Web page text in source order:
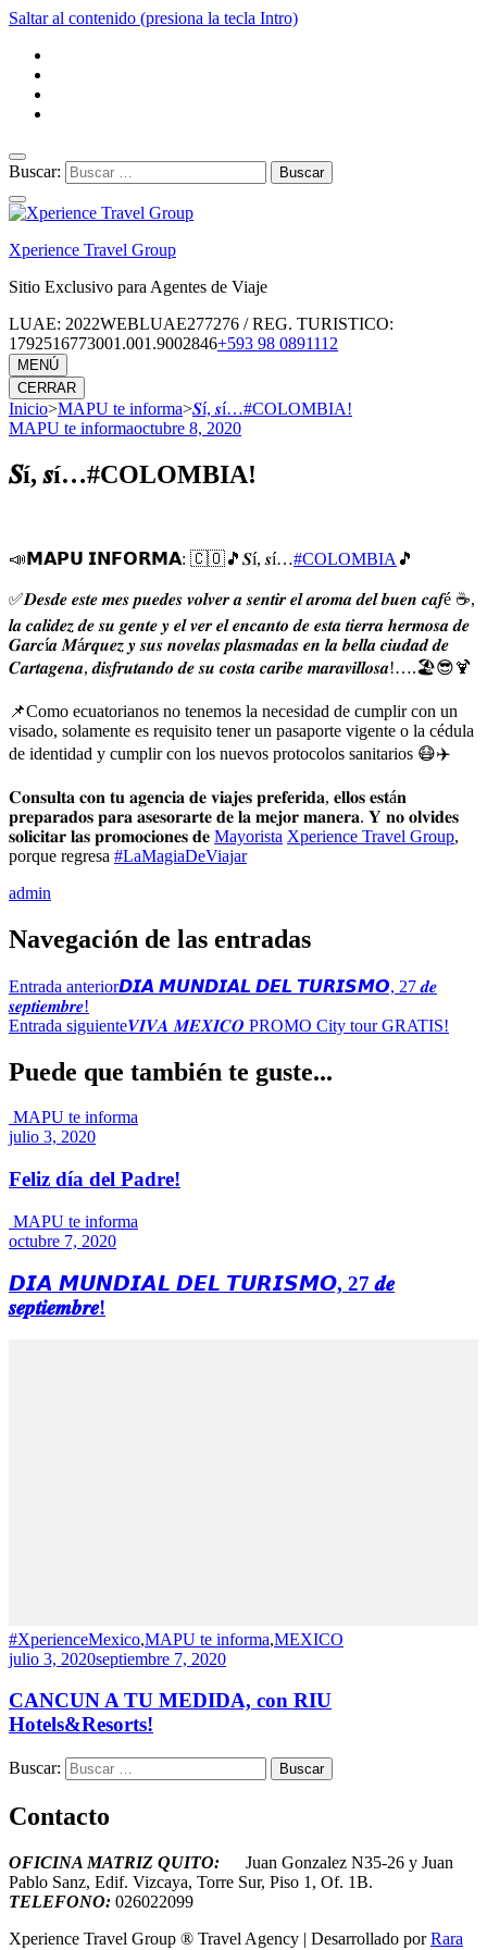
Saltar al contenido (presiona la tecla Intro)
Buscar:
Xperience Travel Group
Sitio Exclusivo para Agentes de Viaje
LUAE: 2022WEBLUAE277276 / REG. TURISTICO:
1792516773001.001.9002846+593 98 0891112
MENÚ
CERRAR
Inicio>MAPU te informa>𝑺í, 𝒔í…#COLOMBIA!
MAPU te informaoctubre 8, 2020
𝑺í, 𝒔í…#COLOMBIA!
📣 𝗠𝗔𝗣𝗨 𝗜𝗡𝗙𝗢𝗥𝗠𝗔: 🇨🇴🎵 𝑺í, 𝒔í…#COLOMBIA 🎵
✅𝑫𝒆𝒔𝒅𝒆 𝒆𝒔𝒕𝒆 𝒎𝒆𝒔 𝒑𝒖𝒆𝒅𝒆𝒔 𝒗𝒐𝒍𝒗𝒆𝒓 𝒂 𝒔𝒆𝒏𝒕𝒊𝒓 𝒆𝒍 𝒂𝒓𝒐𝒎𝒂 𝒅𝒆𝒍 𝒃𝒖𝒆𝒏 𝒄𝒂𝒇é ☕️,
𝒍𝒂 𝒄𝒂𝒍𝒊𝒅𝒆𝒛 𝒅𝒆 𝒔𝒖 𝒈𝒆𝒏𝒕𝒆 𝒚 𝒆𝒍 𝒗𝒆𝒓 𝒆𝒍 𝒆𝒏𝒄𝒂𝒏𝒕𝒐 𝒅𝒆 𝒆𝒔𝒕𝒂 𝒕𝒊𝒆𝒓𝒓𝒂 𝒉𝒆𝒓𝒎𝒐𝒔𝒂 𝒅𝒆
𝑮𝒂𝒓𝒄í𝒂 𝑴á𝒓𝒒𝒖𝒆𝒛 𝒚 𝒔𝒖𝒔 𝒏𝒐𝒗𝒆𝒍𝒂𝒔 𝒑𝒍𝒂𝒔𝒎𝒂𝒅𝒂𝒔 𝒆𝒏 𝒍𝒂 𝒃𝒆𝒍𝒍𝒂 𝒄𝒊𝒖𝒅𝒂𝒅 𝒅𝒆
𝑪𝒂𝒓𝒕𝒂𝒈𝒆𝒏𝒂, 𝒅𝒊𝒔𝒇𝒓𝒖𝒕𝒂𝒏𝒅𝒐 𝒅𝒆 𝒔𝒖 𝒄𝒐𝒔𝒕𝒂 𝒄𝒂𝒓𝒊𝒃𝒆 𝒎𝒂𝒓𝒂𝒗𝒊𝒍𝒍𝒐𝒔𝒂!….🏖😎🍹
📌Como ecuatorianos no tenemos la necesidad de cumplir con un
visado, solamente es requisito tener un pasaporte vigente o la cédula
de identidad y cumplir con los nuevos protocolos sanitarios 😷✈️
𝐂𝐨𝐧𝐬𝐮𝐥𝐭𝐚 𝐜𝐨𝐧 𝐭𝐮 𝐚𝐠𝐞𝐧𝐜𝐢𝐚 𝐝𝐞 𝐯𝐢𝐚𝐣𝐞𝐬 𝐩𝐫𝐞𝐟𝐞𝐫𝐢𝐝𝐚, 𝐞𝐥𝐥𝐨𝐬 𝐞𝐬𝐭á𝐧
𝐩𝐫𝐞𝐩𝐚𝐫𝐚𝐝𝐨𝐬 𝐩𝐚𝐫𝐚 𝐚𝐬𝐞𝐬𝐨𝐫𝐚𝐫𝐭𝐞 𝐝𝐞 𝐥𝐚 𝐦𝐞𝐣𝐨𝐫 𝐦𝐚𝐧𝐞𝐫𝐚. 𝐘 𝐧𝐨 𝐨𝐥𝐯𝐢𝐝𝐞𝐬
𝐬𝐨𝐥𝐢𝐜𝐢𝐭𝐚𝐫 𝐥𝐚𝐬 𝐩𝐫𝐨𝐦𝐨𝐜𝐢𝐨𝐧𝐞𝐬 𝐝𝐞 Mayorista Xperience Travel Group,
porque regresa #LaMagiaDeViajar
admin
Navegación de las entradas
Entrada anterior𝘿𝙄𝘼 𝙈𝙐𝙉𝘿𝙄𝘼𝙇 𝘿𝙀𝙇 𝙏𝙐𝙍𝙄𝙎𝙈𝙊, 27 𝒅𝒆
𝒔𝒆𝒑𝒕𝒊𝒆𝒎𝒃𝒓𝒆!
Entrada siguiente𝑽𝑰𝑽𝑨 𝑴𝑬𝑿𝑰𝑪𝑶 PROMO City tour GRATIS!
Puede que también te guste...
MAPU te informa
julio 3, 2020
Feliz día del Padre!
MAPU te informa
octubre 7, 2020
𝘿𝙄𝘼 𝙈𝙐𝙉𝘿𝙄𝘼𝙇 𝘿𝙀𝙇 𝙏𝙐𝙍𝙄𝙎𝙈𝙊, 27 𝒅𝒆
𝒔𝒆𝒑𝒕𝒊𝒆𝒎𝒃𝒓𝒆!
#XperienceMexico,MAPU te informa,MEXICO
julio 3, 2020septiembre 7, 2020
CANCUN A TU MEDIDA, con RIU
Hotels&Resorts!
Buscar:
Contacto
OFICINA MATRIZ QUITO: Juan Gonzalez N35-26 y Juan
Pablo Sanz, Edif. Vizcaya, Torre Sur, Piso 1, Of. 1B.
TELEFONO: 026022099
Xperience Travel Group ® Travel Agency | Desarrollado porRara